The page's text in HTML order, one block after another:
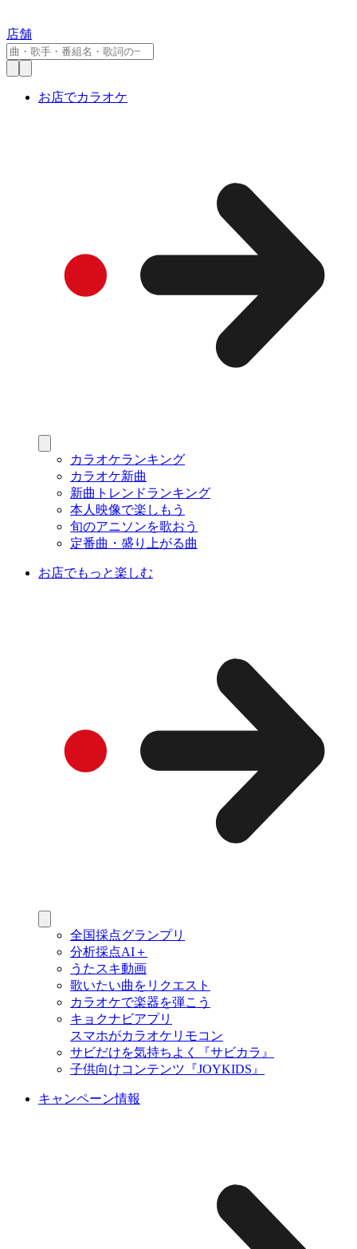
店舗
お店でカラオケ
カラオケランキング
カラオケ新曲
新曲トレンドランキング
本人映像で楽しもう
旬のアニソンを歌おう
定番曲・盛り上がる曲
お店でもっと楽しむ
全国採点グランプリ
分析採点AI＋
うたスキ動画
歌いたい曲をリクエスト
カラオケで楽器を弾こう
キョクナビアプリ
スマホがカラオケリモコン
サビだけを気持ちよく『サビカラ』
子供向けコンテンツ『JOYKIDS』
キャンペーン情報